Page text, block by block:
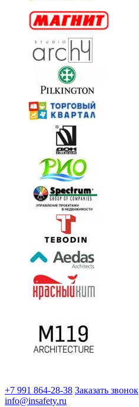
+7 991 864-28-38 Заказать звонок
info@insafety.ru